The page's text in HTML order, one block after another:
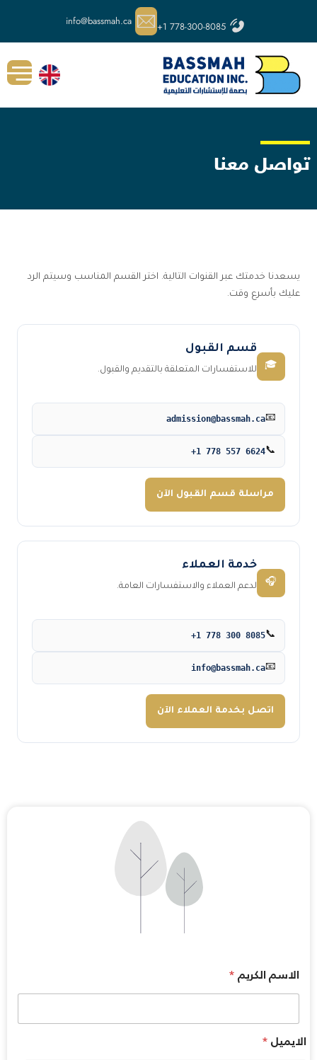
المحتوى
+1 778-300-8085
info@bassmah.ca
تواصل معنا
يسعدنا خدمتك عبر القنوات التالية. اختر القسم المناسب وسيتم الرد
عليك بأسرع وقت.
🎓
قسم القبول
للاستفسارات المتعلقة بالتقديم والقبول.
📧
admission@bassmah.ca
📞
+1 778 557 6624
مراسلة قسم القبول الآن
🎧
خدمة العملاء
لدعم العملاء والاستفسارات العامة.
📞
+1 778 300 8085
📧
info@bassmah.ca
اتصل بخدمة العملاء الآن
الاسم الكريم *
الايميل *